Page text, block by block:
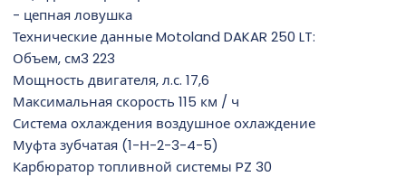
- цепная ловушка
Технические данные Motoland DAKAR 250 LT:
Объем, см3 223
Мощность двигателя, л.с. 17,6
Максимальная скорость 115 км / ч
Система охлаждения воздушное охлаждение
Муфта зубчатая (1-Н-2-3-4-5)
Карбюратор топливной системы PZ 30